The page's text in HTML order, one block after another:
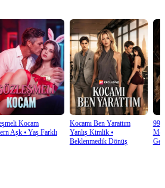
Kocam
Aşk⦁ Yaş Farklı
Kocamı Ben Yarattım
Yanlış Kimlik⦁
Beklenmedik Dönüş